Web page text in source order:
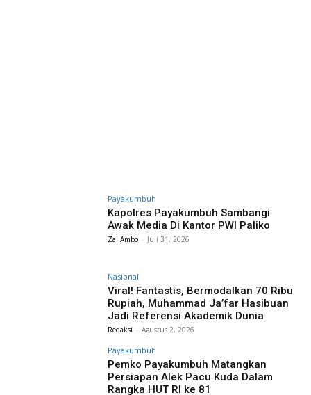
Payakumbuh
Kapolres Payakumbuh Sambangi
Awak Media Di Kantor PWI Paliko
Zal Ambo - Juli 31, 2026
Nasional
Viral! Fantastis, Bermodalkan 70 Ribu
Rupiah, Muhammad Ja’far Hasibuan
Jadi Referensi Akademik Dunia
Redaksi - Agustus 2, 2026
Payakumbuh
Pemko Payakumbuh Matangkan
Persiapan Alek Pacu Kuda Dalam
Rangka HUT RI ke 81